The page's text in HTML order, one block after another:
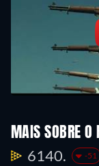
MAIS SOBRE O
6140. -51